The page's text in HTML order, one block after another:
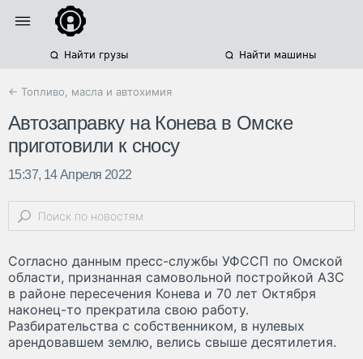
Найти грузы Найти машины
← Топливо, масла и автохимия
Автозаправку на Конева в Омске
приготовили к сносу
15:37, 14 Апреля 2022
Согласно данным пресс-службы УФССП по Омской
области, признанная самовольной постройкой АЗС
в районе пересечения Конева и 70 лет Октября
наконец-то прекратила свою работу.
Разбирательства с собственником, в нулевых
арендовавшем землю, велись свыше десятилетия.